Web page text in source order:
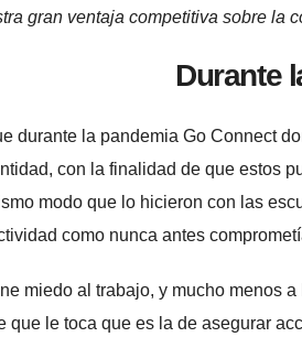
gran ventaja competitiva sobre la
Durante
durante la pandemia Go Connect
con la finalidad de que estos
modo que lo hicieron con las
como nunca antes
miedo al trabajo, y mucho menos
que le toca que es la de asegurar